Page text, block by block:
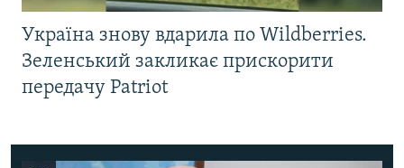
Україна знову вдарила по Wildberries.
Зеленський закликає прискорити
передачу Patriot